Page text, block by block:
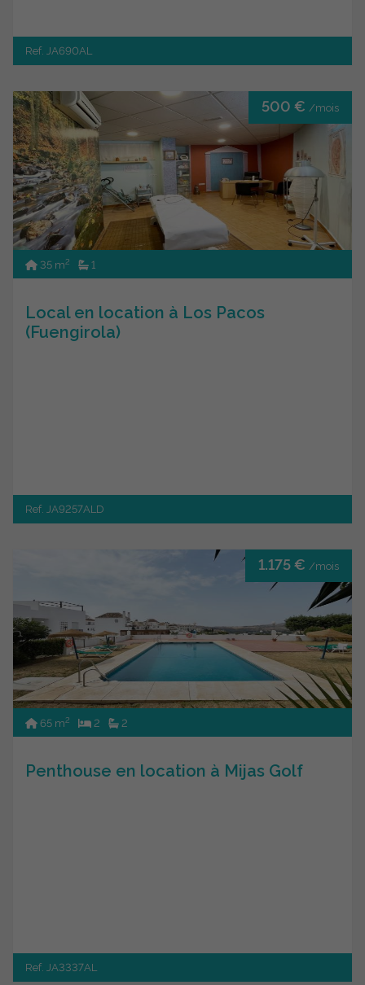
Ref. JA690AL
500 € /mois
35 m2 1
Local en location à Los Pacos
(Fuengirola)
Ref. JA9257ALD
1.175 € /mois
65 m2 2 2
Penthouse en location à Mijas Golf
Ref. JA3337AL